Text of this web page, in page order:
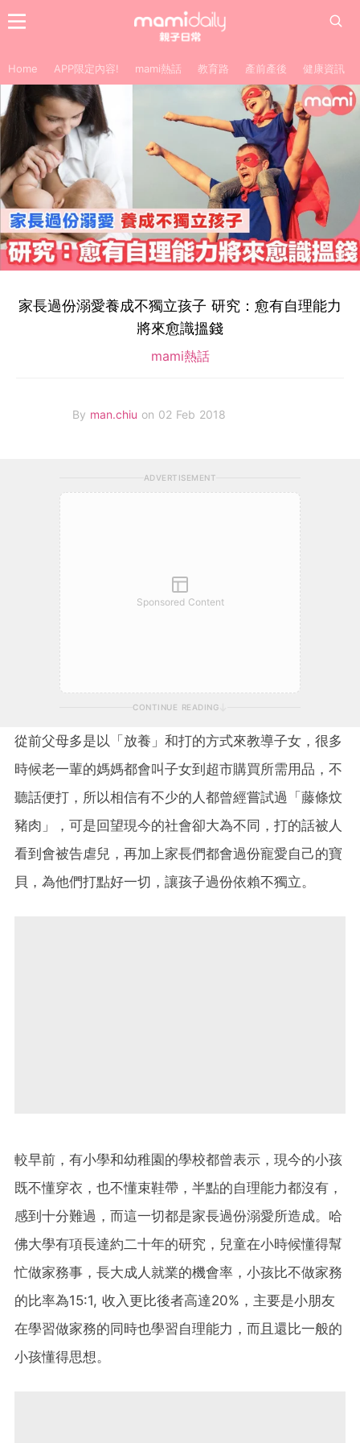
Home APP限定內容! mami熱話 教育路 產前產後 健康資訊
家長過份溺愛養成不獨立孩子 研究：愈有自理能力
將來愈識搵錢
mami熱話
By man.chiu on 02 Feb 2018
ADVERTISEMENT
Sponsored Content
CONTINUE READING
從前父母多是以「放養」和打的方式來教導子女，很多
時候老一輩的媽媽都會叫子女到超市購買所需用品，不
聽話便打，所以相信有不少的人都曾經嘗試過「藤條炆
豬肉」，可是回望現今的社會卻大為不同，打的話被人
看到會被告虐兒，再加上家長們都會過份寵愛自己的寶
貝，為他們打點好一切，讓孩子過份依賴不獨立。
較早前，有小學和幼稚園的學校都曾表示，現今的小孩
既不懂穿衣，也不懂束鞋帶，半點的自理能力都沒有，
感到十分難過，而這一切都是家長過份溺愛所造成。哈
佛大學有項長達約二十年的研究，兒童在小時候懂得幫
忙做家務事，長大成人就業的機會率，小孩比不做家務
的比率為15:1, 收入更比後者高達20%，主要是小朋友
在學習做家務的同時也學習自理能力，而且還比一般的
小孩懂得思想。